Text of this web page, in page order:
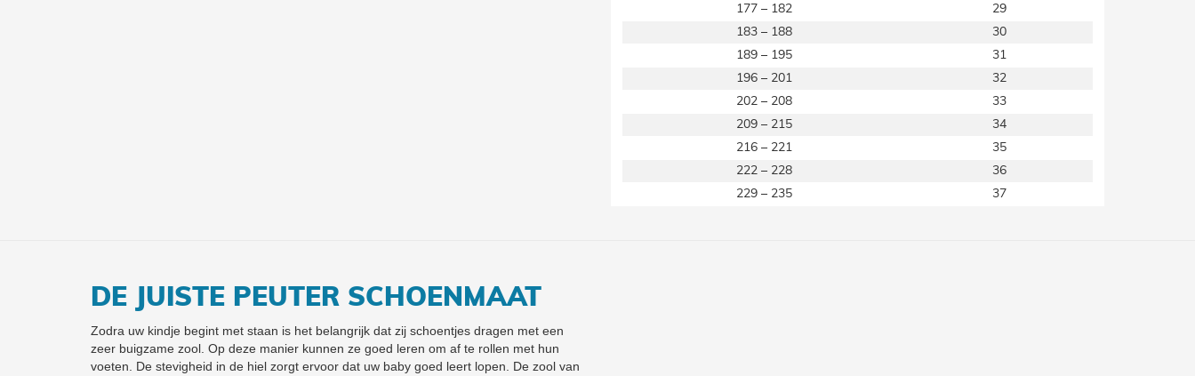
177 – 182
29
183 – 188
30
189 – 195
31
196 – 201
32
202 – 208
33
209 – 215
34
216 – 221
35
222 – 228
36
229 – 235
37
DE JUISTE PEUTER SCHOENMAAT
Zodra uw kindje begint met staan is het belangrijk dat zij schoentjes dragen met een
zeer buigzame zool. Op deze manier kunnen ze goed leren om af te rollen met hun
voeten. De stevigheid in de hiel zorgt ervoor dat uw baby goed leert lopen. De zool van